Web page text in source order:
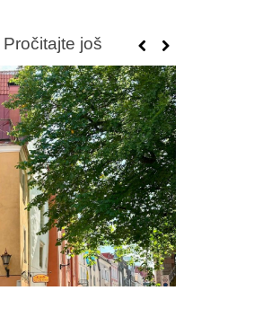
Pročitajte još